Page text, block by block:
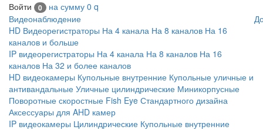
Войти 0 на сумму 0 q
Видеонаблюдение
HD Видеорегистраторы На 4 канала На 8 каналов На 16
каналов и больше
IP видеорегистраторы На 4 канала На 8 каналов На 16
каналов На 32 и более каналов
HD видеокамеры Купольные внутренние Купольные уличные и
антивандальные Уличные цилиндрические Миникорпусные
Поворотные скоростные Fish Eye Стандартного дизайна
Аксессуары для AHD камер
IP видеокамеры Цилиндрические Купольные внутренние